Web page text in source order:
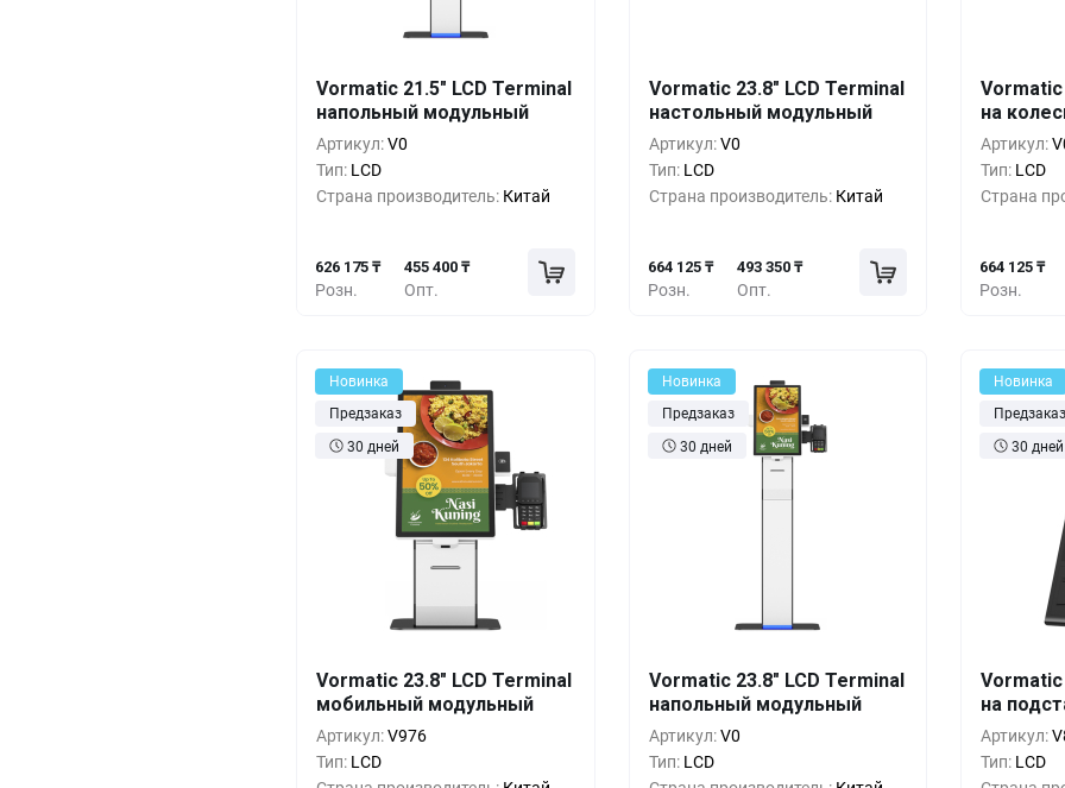
Vormatic 21.5" LCD Terminal
напольный модульный
Артикул:V0
Тип: LCD
Страна производитель: Китай
Розн.
626 175 ₸
Опт.
455 400 ₸
1+ 0% 626 175 ₸
10+ -18% 512 325 ₸
Vormatic 23.8" LCD Terminal
настольный модульный
Артикул:V0
Тип: LCD
Страна производитель: Китай
Розн.
664 125 ₸
Опт.
493 350 ₸
1+ 0% 664 125 ₸
10+ -17% 550 275 ₸
Vormatic
на
Артикул:
Тип: LCD
Страна
Розн.
664 125 ₸
1+
10+
Новинка
Предзаказ
30 дней
Vormatic 23.8" LCD Terminal
мобильный модульный
Артикул:V976
Тип: LCD
1+ 0% 664 125 ₸
Новинка
Предзаказ
30 дней
Vormatic 23.8" LCD Terminal
напольный модульный
Артикул:V0
Тип: LCD
1+ 0% 664 125 ₸
Новинка
Предзаказ
30 дней
Vormatic
на
Артикул:
Тип: LCD
1+